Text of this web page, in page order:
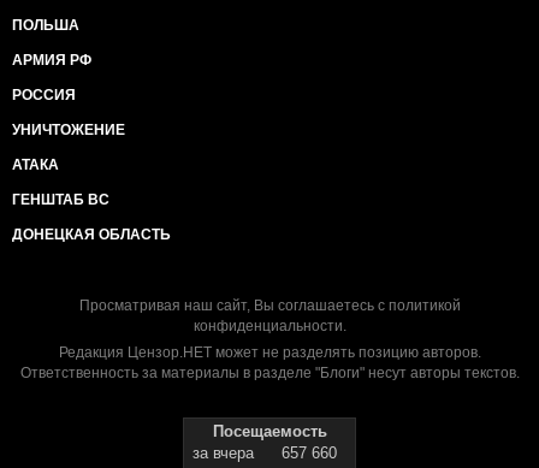
ПОЛЬША
АРМИЯ РФ
РОССИЯ
УНИЧТОЖЕНИЕ
АТАКА
ГЕНШТАБ ВС
ДОНЕЦКАЯ ОБЛАСТЬ
Просматривая наш сайт, Вы соглашаетесь с политикой
конфиденциальности.
Редакция Цензор.НЕТ может не разделять позицию авторов.
Ответственность за материалы в разделе "Блоги" несут авторы текстов.
Посещаемость
за вчера
657 660